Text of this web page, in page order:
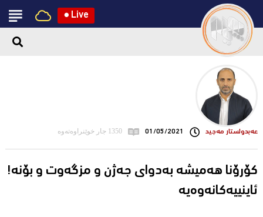
● Live
عه‌بدولستار مه‌جید 01/05/2021 1350 جار خوێنراوەتەوە
!کۆرۆنا ھەمیشە بەدوای جەژن و مزگەوت و بۆنە
ئاینییەکانەوەیە